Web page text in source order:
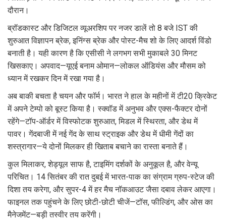
दौरान।
ब्रॉडकास्ट और डिजिटल व्यूअरशिप पर नजर डालें तो 8 बजे IST की
शुरुआत विज्ञापन ब्रेक, इनिंग्स ब्रेक और पोस्ट-मैच शो के लिए आदर्श विंडो
बनाती है। यही कारण है कि एसीसी ने लगभग सभी मुकाबले 30 मिनट
खिसकाए। अपवाद—यूएई बनाम ओमान—लोकल ऑडियंस और मौसम को
ध्यान में रखकर दिन में रखा गया है।
अब बाकी बचता है चयन और फॉर्म। भारत ने हाल के महीनों में टी20 क्रिकेट
में अपने टेम्पो को बूस्ट किया है। स्क्वॉड में अनुभव और एक्स-फैक्टर दोनों
रहेंगे—टॉप-ऑर्डर में विस्फोटक शुरुआत, मिडल में स्थिरता, और डेथ में
पावर। गेंदबाजी में नई गेंद के साथ स्ट्राइक और डेथ में धीमी गेंदों का
शस्त्रागार—ये दोनों मिलकर ही खिताब बचाने का रास्ता बनाते हैं।
कुल मिलाकर, शेड्यूल साफ है, टाइमिंग दर्शकों के अनुकूल है, और वेन्यू
परिचित। 14 सितंबर की रात दुबई में भारत-पाक का संग्राम ग्रुप-स्टेज की
दिशा तय करेगा, और सुपर-4 में हर मैच नॉकआउट जैसा दबाव लेकर आएगा।
फाइनल तक पहुंचने के लिए छोटी-छोटी चीजें—टॉस, फील्डिंग, और ओस का
मैनेजमेंट—बड़ी तस्वीर तय करेंगी।